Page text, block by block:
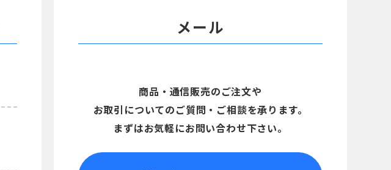
メール
商品・通信販売のご注文や
お取引についてのご質問・ご相談を承ります。
まずはお気軽にお問い合わせ下さい。